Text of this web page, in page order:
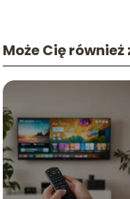
Może Cię